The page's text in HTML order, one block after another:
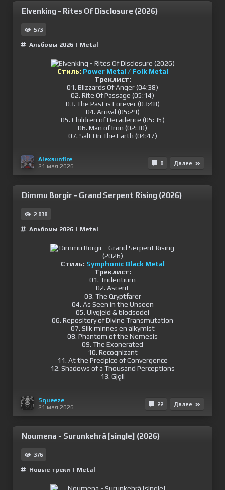
Elvenking - Rites Of Disclosure (2026)
573
Альбомы 2026 | Metal
Стиль: Power Metal / Folk Metal
Треклист:
01. Blizzards Of Anger (04:38)
02. Rite Of Passage (05:14)
03. The Past is Forever (03:48)
04. Arrival (05:29)
05. Children of Decadence (05:35)
06. Man of Iron (02:30)
07. Salt On The Earth (04:47)
Alexsunfire
21 мая 2026
0 Далее
Dimmu Borgir - Grand Serpent Rising (2026)
2 038
Альбомы 2026 | Metal
Стиль: Symphonic Black Metal
Треклист:
01. Tridentium
02. Ascent
03. The Qryptfarer
04. As Seen in the Unseen
05. Ulvgjeld & blodsodel
06. Repository of Divine Transmutation
07. Slik minnes en alkymist
08. Phantom of the Nemesis
09. The Exonerated
10. Recognizant
11. At the Precipice of Convergence
12. Shadows of a Thousand Perceptions
13. Gjǫll
Squeeze
21 мая 2026
22 Далее
Noumena - Surunkehrä [single] (2026)
376
Новые треки | Metal